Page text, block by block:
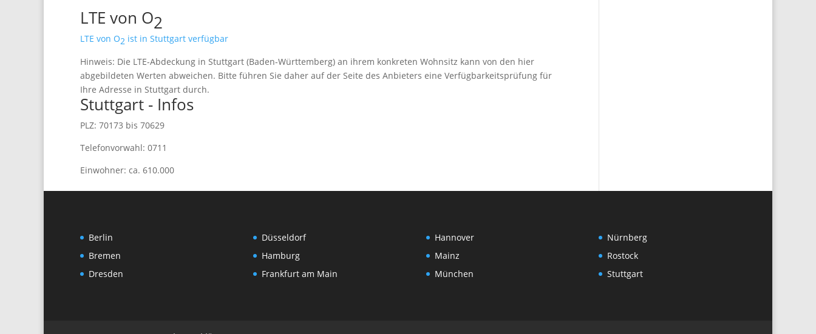
LTE von O2
LTE von O2 ist in Stuttgart verfügbar
Hinweis: Die LTE-Abdeckung in Stuttgart (Baden-Württemberg) an ihrem konkreten Wohnsitz kann von den hier
abgebildeten Werten abweichen. Bitte führen Sie daher auf der Seite des Anbieters eine Verfügbarkeitsprüfung für
Ihre Adresse in Stuttgart durch.
Stuttgart - Infos
PLZ: 70173 bis 70629
Telefonvorwahl: 0711
Einwohner: ca. 610.000
Berlin
Bremen
Dresden
Düsseldorf
Hamburg
Frankfurt am Main
Hannover
Mainz
München
Nürnberg
Rostock
Stuttgart